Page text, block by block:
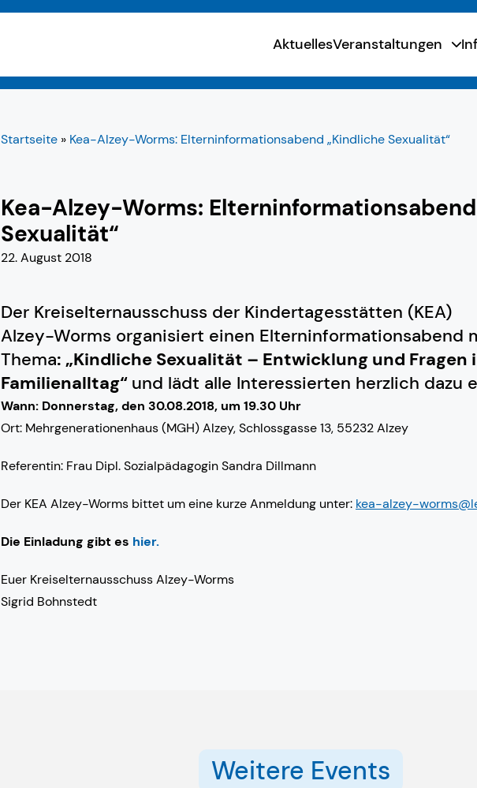
AktuellesVeranstaltungen
Startseite » Kea-Alzey-Worms: Elterninformationsabend „Kindliche Sexualität“
Kea-Alzey-Worms:
Sexualität“
22. August 2018
Der Kreiselternausschuss der Kindertagesstätten (KEA)
Alzey-Worms organisiert einen Elterninformationsabend
Thema: „Kindliche Sexualität – Entwicklung und Fragen
Familienalltag“ und lädt alle Interessierten herzlich dazu
Wann: Donnerstag, den 30.08.2018, um 19.30 Uhr
Ort: Mehrgenerationenhaus (MGH) Alzey, Schlossgasse 13, 55232 Alzey
Referentin: Frau Dipl. Sozialpädagogin Sandra Dillmann
Der KEA Alzey-Worms bittet um eine kurze Anmeldung unter: kea-alzey-
Die Einladung gibt es hier.
Euer Kreiselternausschuss Alzey-Worms
Sigrid Bohnstedt
Weitere Events